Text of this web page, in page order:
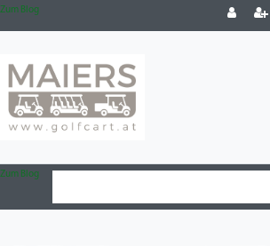
Zum Blog
Zum Blog